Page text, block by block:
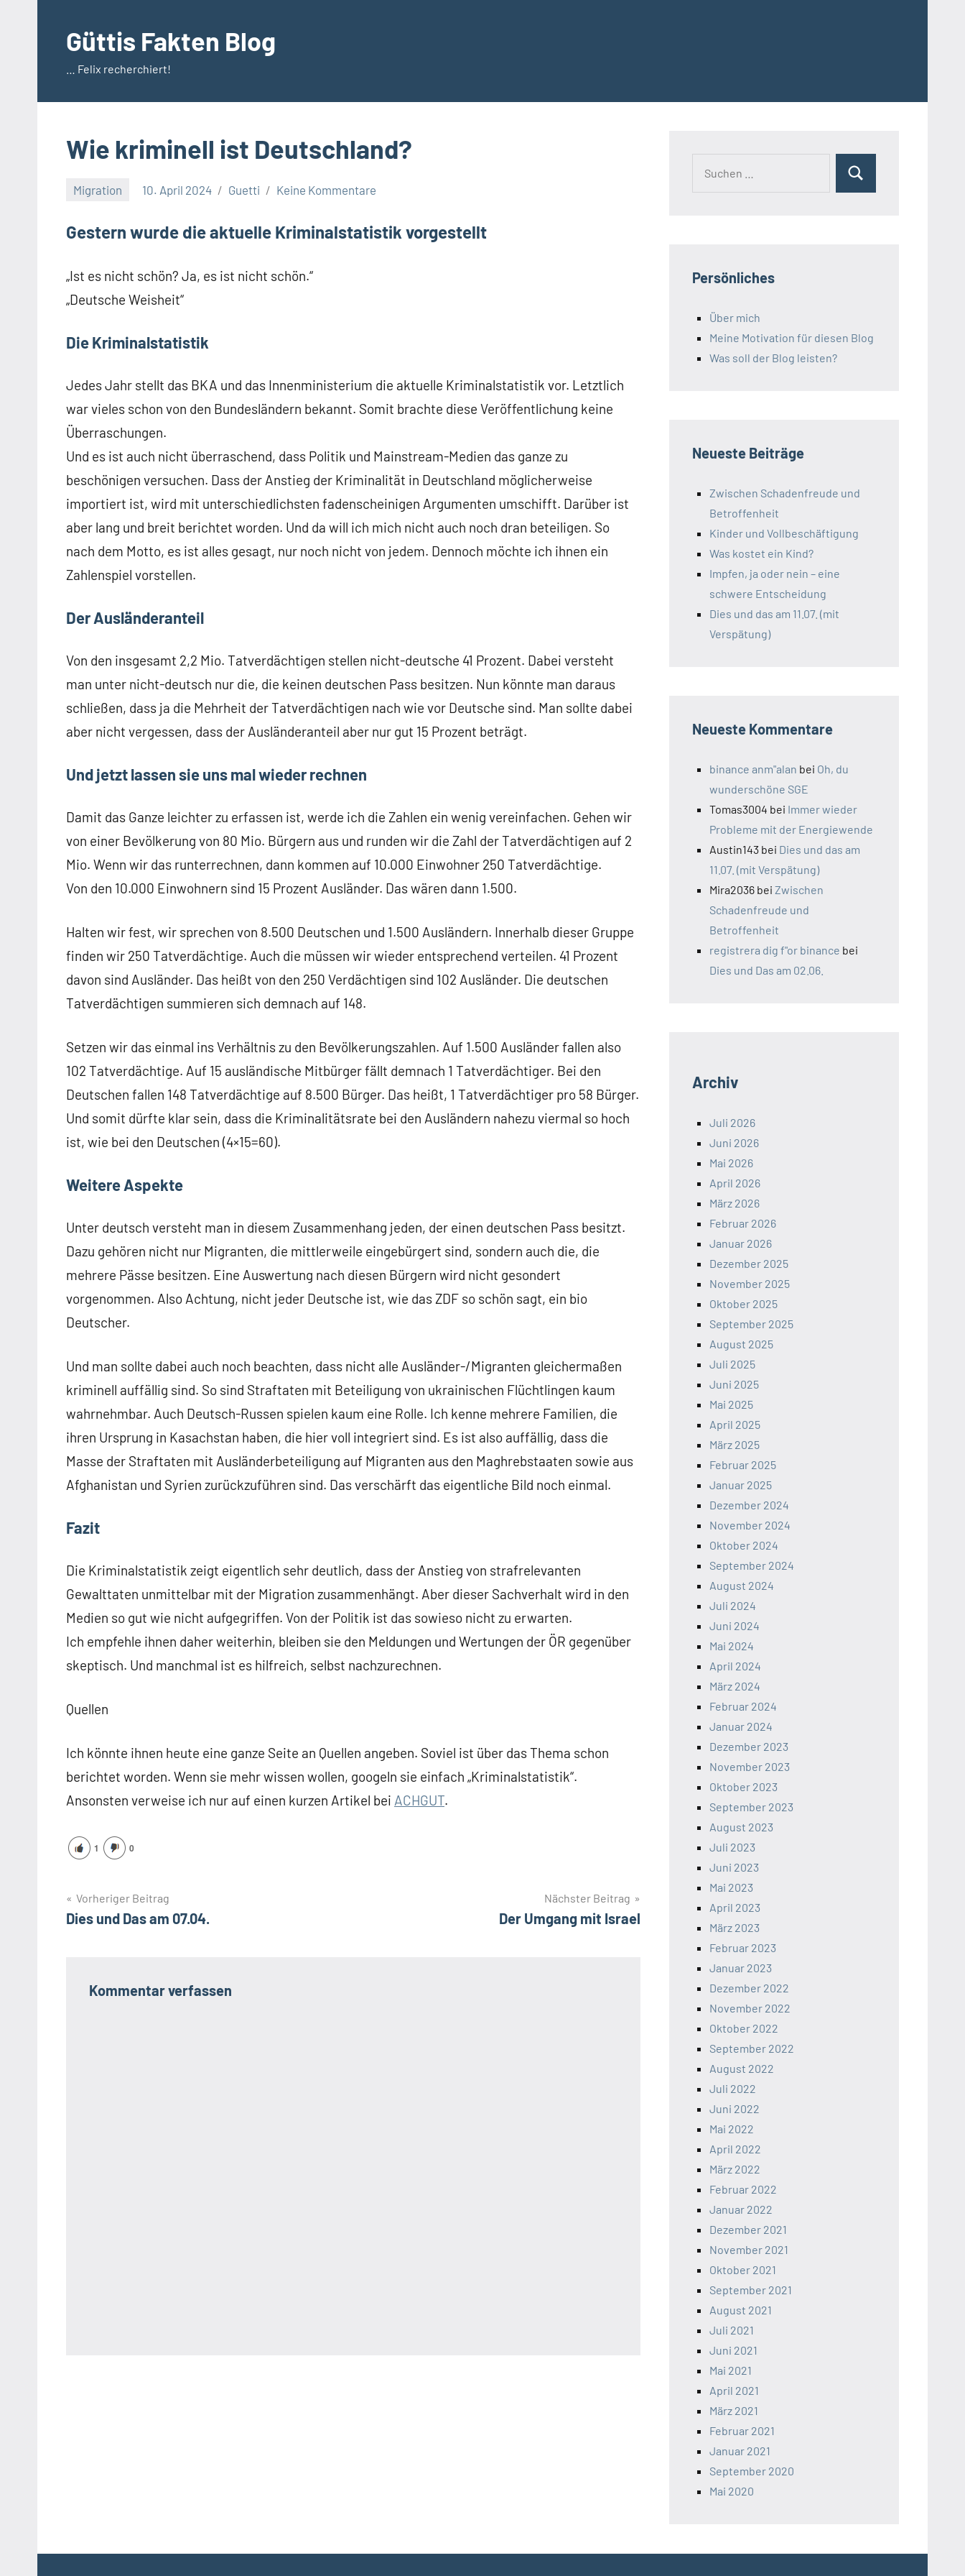
springenGüttis Fakten Blog
… Felix recherchiert!
Wie kriminell ist Deutschland?
Migration 10. April 2024 Guetti Keine Kommentare
Gestern wurde die aktuelle Kriminalstatistik vorgestellt
„Ist es nicht schön? Ja, es ist nicht schön.“
„Deutsche Weisheit“
Die Kriminalstatistik
Jedes Jahr stellt das BKA und das Innenministerium die aktuelle Kriminalstatistik vor. Letztlich
war vieles schon von den Bundesländern bekannt. Somit brachte diese Veröffentlichung keine
Überraschungen.
Und es ist auch nicht überraschend, dass Politik und Mainstream-Medien das ganze zu
beschönigen versuchen. Dass der Anstieg der Kriminalität in Deutschland möglicherweise
importiert ist, wird mit unterschiedlichsten fadenscheinigen Argumenten umschifft. Darüber ist
aber lang und breit berichtet worden. Und da will ich mich nicht auch noch dran beteiligen. So
nach dem Motto, es ist alles gesagt, nur noch nicht von jedem. Dennoch möchte ich ihnen ein
Zahlenspiel vorstellen.
Der Ausländeranteil
Von den insgesamt 2,2 Mio. Tatverdächtigen stellen nicht-deutsche 41 Prozent. Dabei versteht
man unter nicht-deutsch nur die, die keinen deutschen Pass besitzen. Nun könnte man daraus
schließen, dass ja die Mehrheit der Tatverdächtigen nach wie vor Deutsche sind. Man sollte dabei
aber nicht vergessen, dass der Ausländeranteil aber nur gut 15 Prozent beträgt.
Und jetzt lassen sie uns mal wieder rechnen
Damit das Ganze leichter zu erfassen ist, werde ich die Zahlen ein wenig vereinfachen. Gehen wir
von einer Bevölkerung von 80 Mio. Bürgern aus und runden wir die Zahl der Tatverdächtigen auf 2
Mio. Wenn wir das runterrechnen, dann kommen auf 10.000 Einwohner 250 Tatverdächtige.
Von den 10.000 Einwohnern sind 15 Prozent Ausländer. Das wären dann 1.500.
Halten wir fest, wir sprechen von 8.500 Deutschen und 1.500 Ausländern. Innerhalb dieser Gruppe
finden wir 250 Tatverdächtige. Auch die müssen wir wieder entsprechend verteilen. 41 Prozent
davon sind Ausländer. Das heißt von den 250 Verdächtigen sind 102 Ausländer. Die deutschen
Tatverdächtigen summieren sich demnach auf 148.
Setzen wir das einmal ins Verhältnis zu den Bevölkerungszahlen. Auf 1.500 Ausländer fallen also
102 Tatverdächtige. Auf 15 ausländische Mitbürger fällt demnach 1 Tatverdächtiger. Bei den
Deutschen fallen 148 Tatverdächtige auf 8.500 Bürger. Das heißt, 1 Tatverdächtiger pro 58 Bürger.
Und somit dürfte klar sein, dass die Kriminalitätsrate bei den Ausländern nahezu viermal so hoch
ist, wie bei den Deutschen (4×15=60).
Weitere Aspekte
Unter deutsch versteht man in diesem Zusammenhang jeden, der einen deutschen Pass besitzt.
Dazu gehören nicht nur Migranten, die mittlerweile eingebürgert sind, sondern auch die, die
mehrere Pässe besitzen. Eine Auswertung nach diesen Bürgern wird nicht gesondert
vorgenommen. Also Achtung, nicht jeder Deutsche ist, wie das ZDF so schön sagt, ein bio
Deutscher.
Und man sollte dabei auch noch beachten, dass nicht alle Ausländer-/Migranten gleichermaßen
kriminell auffällig sind. So sind Straftaten mit Beteiligung von ukrainischen Flüchtlingen kaum
wahrnehmbar. Auch Deutsch-Russen spielen kaum eine Rolle. Ich kenne mehrere Familien, die
ihren Ursprung in Kasachstan haben, die hier voll integriert sind. Es ist also auffällig, dass die
Masse der Straftaten mit Ausländerbeteiligung auf Migranten aus den Maghrebstaaten sowie aus
Afghanistan und Syrien zurückzuführen sind. Das verschärft das eigentliche Bild noch einmal.
Fazit
Die Kriminalstatistik zeigt eigentlich sehr deutlich, dass der Anstieg von strafrelevanten
Gewalttaten unmittelbar mit der Migration zusammenhängt. Aber dieser Sachverhalt wird in den
Medien so gut wie nicht aufgegriffen. Von der Politik ist das sowieso nicht zu erwarten.
Ich empfehle ihnen daher weiterhin, bleiben sie den Meldungen und Wertungen der ÖR gegenüber
skeptisch. Und manchmal ist es hilfreich, selbst nachzurechnen.
Quellen
Ich könnte ihnen heute eine ganze Seite an Quellen angeben. Soviel ist über das Thema schon
berichtet worden. Wenn sie mehr wissen wollen, googeln sie einfach „Kriminalstatistik“.
Ansonsten verweise ich nur auf einen kurzen Artikel bei ACHGUT.
1 0
Beitragsnavigation
Vorheriger Beitrag
Dies und Das am 07.04.
Nächster Beitrag
Der Umgang mit Israel
Kommentar verfassen
Suchen
Persönliches
Über mich
Meine Motivation für diesen Blog
Was soll der Blog leisten?
Neueste Beiträge
Zwischen Schadenfreude und
Betroffenheit
Kinder und Vollbeschäftigung
Was kostet ein Kind?
Impfen, ja oder nein – eine
schwere Entscheidung
Dies und das am 11.07. (mit
Verspätung)
Neueste Kommentare
binance anm"alan bei Oh, du
wunderschöne SGE
Tomas3004 bei Immer wieder
Probleme mit der Energiewende
Austin143 bei Dies und das am
11.07. (mit Verspätung)
Mira2036 bei Zwischen
Schadenfreude und
Betroffenheit
registrera dig f"or binance bei
Dies und Das am 02.06.
Archiv
Juli 2026
Juni 2026
Mai 2026
April 2026
März 2026
Februar 2026
Januar 2026
Dezember 2025
November 2025
Oktober 2025
September 2025
August 2025
Juli 2025
Juni 2025
Mai 2025
April 2025
März 2025
Februar 2025
Januar 2025
Dezember 2024
November 2024
Oktober 2024
September 2024
August 2024
Juli 2024
Juni 2024
Mai 2024
April 2024
März 2024
Februar 2024
Januar 2024
Dezember 2023
November 2023
Oktober 2023
September 2023
August 2023
Juli 2023
Juni 2023
Mai 2023
April 2023
März 2023
Februar 2023
Januar 2023
Dezember 2022
November 2022
Oktober 2022
September 2022
August 2022
Juli 2022
Juni 2022
Mai 2022
April 2022
März 2022
Februar 2022
Januar 2022
Dezember 2021
November 2021
Oktober 2021
September 2021
August 2021
Juli 2021
Juni 2021
Mai 2021
April 2021
März 2021
Februar 2021
Januar 2021
September 2020
Mai 2020